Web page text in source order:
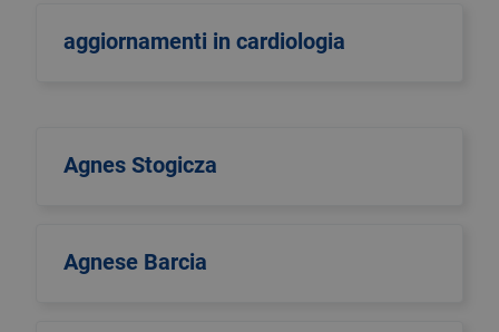
aggiornamenti in cardiologia
Agnes Stogicza
Agnese Barcia